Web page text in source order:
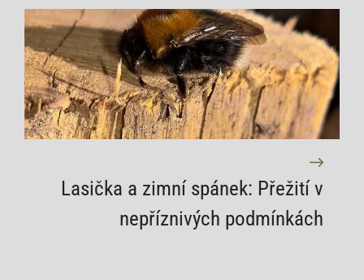
Lasička a zimní spánek: Přežití v
nepříznivých podmínkách